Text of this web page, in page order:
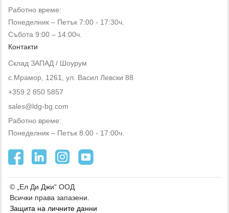
Работно време:
Понеделник – Петък 7:00 - 17:30ч.
Събота 9:00 – 14:00ч.
Контакти
Склад ЗАПАД / Шоурум
с.Мрамор, 1261, ул. Васил Левски 88
+359 2 850 5857
sales@ldg-bg.com
Работно време:
Понеделник – Петък 8:00 - 17:00ч.
© „Ел Ди Джи“ ООД
Всички права запазени.
Защита на личните данни